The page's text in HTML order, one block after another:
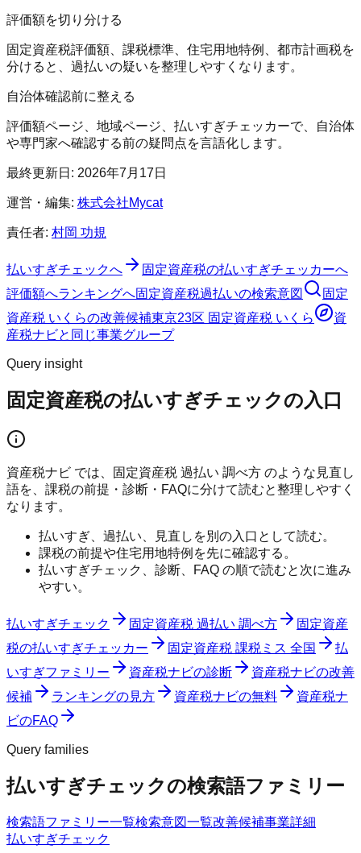
評価額を切り分ける
固定資産税評価額、課税標準、住宅用地特例、都市計画税を
分けると、過払いの疑いを整理しやすくなります。
自治体確認前に整える
評価額ページ、地域ページ、払いすぎチェッカーで、自治体
や専門家へ確認する前の疑問点を言語化します。
最終更新日: 2026年7月17日
運営・編集: 株式会社Mycat
責任者: 村岡 功規
払いすぎチェックへ 固定資産税の払いすぎチェッカーへ
評価額へランキングへ固定資産税過払いの検索意図
固定
資産税 いくらの改善候補東京23区 固定資産税 いくら
資
産税ナビと同じ事業グループ
Query insight
固定資産税の払いすぎチェックの入口
資産税ナビ では、固定資産税 過払い 調べ方 のような見直し
語を、課税の前提・診断・FAQに分けて読むと整理しやすく
なります。
払いすぎ、過払い、見直しを別の入口として読む。
課税の前提や住宅用地特例を先に確認する。
払いすぎチェック、診断、FAQ の順で読むと次に進み
やすい。
払いすぎチェック 固定資産税 過払い 調べ方
固定資産
税の払いすぎチェッカー
固定資産税 課税ミス 全国
払
いすぎファミリー
資産税ナビの診断
資産税ナビの改善
候補
ランキングの見方 資産税ナビの無料
資産税ナ
ビのFAQ
Query families
払いすぎチェックの検索語ファミリー
検索語ファミリー一覧検索意図一覧改善候補事業詳細
払いすぎチェック